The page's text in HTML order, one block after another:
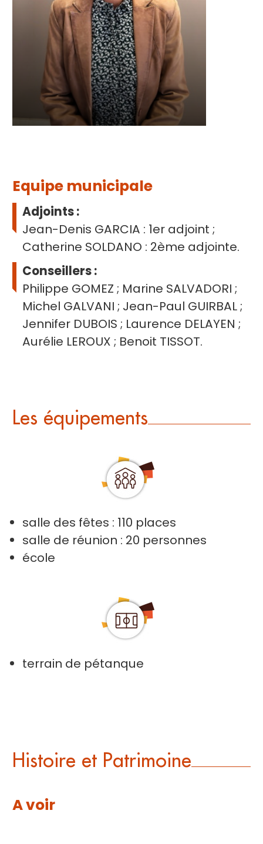
Equipe municipale
Adjoints :
Jean-Denis GARCIA : 1er adjoint ;
Catherine SOLDANO : 2ème adjointe.
Conseillers :
Philippe GOMEZ ; Marine SALVADORI ;
Michel GALVANI ; Jean-Paul GUIRBAL ;
Jennifer DUBOIS ; Laurence DELAYEN ;
Aurélie LEROUX ; Benoit TISSOT.
Les équipements
salle des fêtes : 110 places
salle de réunion : 20 personnes
école
terrain de pétanque
Histoire et Patrimoine
A voir